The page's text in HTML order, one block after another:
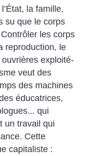
la famille,
su que le corps
les corps
reproduction, le
exploité-
veut des
des machines
éducatrices,
qui
un travail qui
Cette
capitaliste :